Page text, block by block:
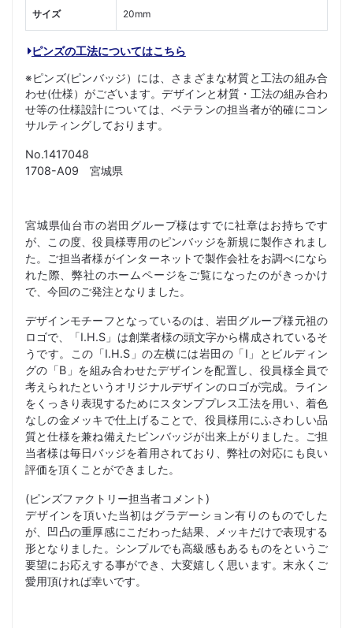
サイズ 20mm
ピンズの工法についてはこちら
※ピンズ(ピンバッジ）には、さまざまな材質と工法の組み合
わせ(仕様）がございます。デザインと材質・工法の組み合わ
せ等の仕様設計については、ベテランの担当者が的確にコン
サルティングしております。
No.1417048
1708-A09 宮城県
宮城県仙台市の岩田グループ様はすでに社章はお持ちです
が、この度、役員様専用のピンバッジを新規に製作されまし
た。ご担当者様がインターネットで製作会社をお調べになら
れた際、弊社のホームページをご覧になったのがきっかけ
で、今回のご発注となりました。
デザインモチーフとなっているのは、岩田グループ様元祖の
ロゴで、「I.H.S」は創業者様の頭文字から構成されているそ
うです。この「I.H.S」の左横には岩田の「I」とビルディン
グの「B」を組み合わせたデザインを配置し、役員様全員で
考えられたというオリジナルデザインのロゴが完成。ライン
をくっきり表現するためにスタンププレス工法を用い、着色
なしの金メッキで仕上げることで、役員様用にふさわしい品
質と仕様を兼ね備えたピンバッジが出来上がりました。ご担
当者様は毎日バッジを着用されており、弊社の対応にも良い
評価を頂くことができました。
(ピンズファクトリー担当者コメント)
デザインを頂いた当初はグラデーション有りのものでした
が、凹凸の重厚感にこだわった結果、メッキだけで表現する
形となりました。シンプルでも高級感もあるものをというご
要望にお応えする事ができ、大変嬉しく思います。末永くご
愛用頂ければ幸いです。